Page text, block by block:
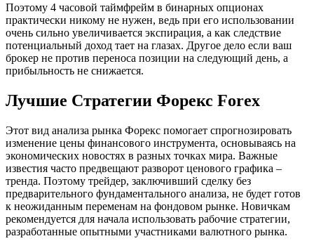
Поэтому 4 часовой таймфрейм в бинарных опционах
практически никому не нужен, ведь при его использовании
очень сильно увеличивается экспирация, а как следствие
потенциальный доход тает на глазах. Другое дело если ваш
брокер не против переноса позиции на следующий день, а
прибыльность не снижается.
Лучшие Стратегии Форекс Forex
Этот вид анализа рынка Форекс помогает спрогнозировать
изменение цены финансового инструмента, основываясь на
экономических новостях в разных точках мира. Важные
известия часто предвещают разворот ценового графика –
тренда. Поэтому трейдер, заключивший сделку без
предварительного фундаментального анализа, не будет готов
к неожиданным переменам на фондовом рынке. Новичкам
рекомендуется для начала использовать рабочие стратегии,
разработанные опытными участниками валютного рынка.